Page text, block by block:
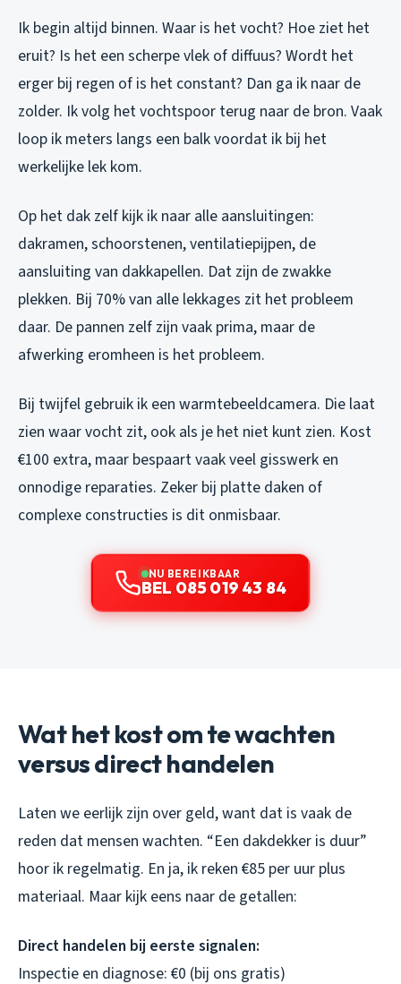
Ik begin altijd binnen. Waar is het vocht? Hoe ziet het
eruit? Is het een scherpe vlek of diffuus? Wordt het
erger bij regen of is het constant? Dan ga ik naar de
zolder. Ik volg het vochtspoor terug naar de bron. Vaak
loop ik meters langs een balk voordat ik bij het
werkelijke lek kom.
Op het dak zelf kijk ik naar alle aansluitingen:
dakramen, schoorstenen, ventilatiepijpen, de
aansluiting van dakkapellen. Dat zijn de zwakke
plekken. Bij 70% van alle lekkages zit het probleem
daar. De pannen zelf zijn vaak prima, maar de
afwerking eromheen is het probleem.
Bij twijfel gebruik ik een warmtebeeldcamera. Die laat
zien waar vocht zit, ook als je het niet kunt zien. Kost
€100 extra, maar bespaart vaak veel gisswerk en
onnodige reparaties. Zeker bij platte daken of
complexe constructies is dit onmisbaar.
NU BEREIKBAAR
BEL 085 019 43 84
Wat het kost om te wachten
versus direct handelen
Laten we eerlijk zijn over geld, want dat is vaak de
reden dat mensen wachten. “Een dakdekker is duur”
hoor ik regelmatig. En ja, ik reken €85 per uur plus
materiaal. Maar kijk eens naar de getallen:
Direct handelen bij eerste signalen:
Inspectie en diagnose: €0 (bij ons gratis)